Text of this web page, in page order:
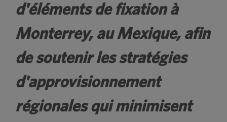
d'éléments de fixation à
Monterrey, au Mexique, afin
de soutenir les stratégies
d'approvisionnement
régionales qui minimisent